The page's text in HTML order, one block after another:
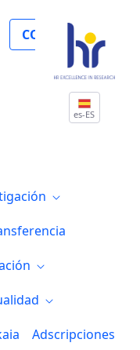
COLABORA
es-ES
Adscripciones